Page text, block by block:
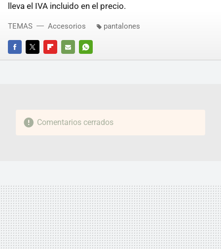
lleva el IVA incluido en el precio.
FACEBOOKTWITTERFLIPBOARD
E-
WHATSAPP
TEMAS Accesorios pantalones
Comentarios cerrados